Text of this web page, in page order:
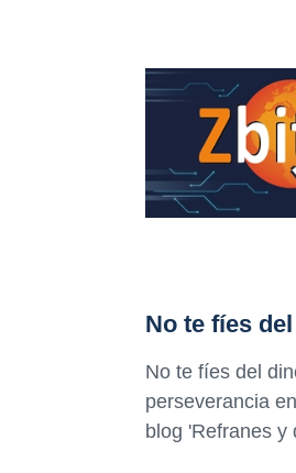
No te fíes
No te fíes del
perseverancia
blog 'Refranes y